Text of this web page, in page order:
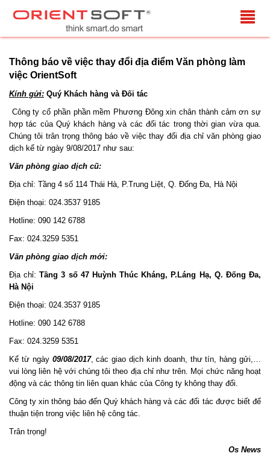
Thông báo về việc thay đổi địa điểm Văn phòng làm
việc OrientSoft
Kính gửi: Quý Khách hàng và Đối tác
Công ty cổ phần phần mềm Phương Đông xin chân thành cảm ơn sự
hợp tác của Quý khách hàng và các đối tác trong thời gian vừa qua.
Chúng tôi trân trọng thông báo về việc thay đổi địa chỉ văn phòng giao
dịch kể từ ngày 9/08/2017 như sau:
Văn phòng giao dịch cũ:
Địa chỉ: Tầng 4 số 114 Thái Hà, P.Trung Liệt, Q. Đống Đa, Hà Nội
Điện thoại: 024.3537 9185
Hotline: 090 142 6788
Fax: 024.3259 5351
Văn phòng giao dịch mới:
Địa chỉ:Tầng 3 số 47 Huỳnh Thúc Kháng, P.Láng Hạ, Q. Đống Đa,
Hà Nội
Điện thoại: 024.3537 9185
Hotline: 090 142 6788
Fax: 024.3259 5351
Kể từ ngày 09/08/2017, các giao dịch kinh doanh, thư tín, hàng gửi,…
vui lòng liên hệ với chúng tôi theo địa chỉ như trên. Mọi chức năng hoạt
động và các thông tin liên quan khác của Công ty không thay đổi.
Công ty xin thông báo đến Quý khách hàng và các đối tác được biết để
thuận tiện trong việc liên hệ công tác.
Trân trọng!
Os News